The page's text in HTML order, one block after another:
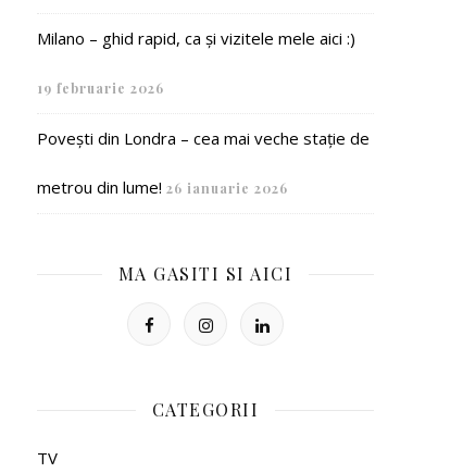
Milano – ghid rapid, ca și vizitele mele aici :)
19 februarie 2026
Povești din Londra – cea mai veche stație de
metrou din lume! 26 ianuarie 2026
MA GASITI SI AICI
CATEGORII
TV